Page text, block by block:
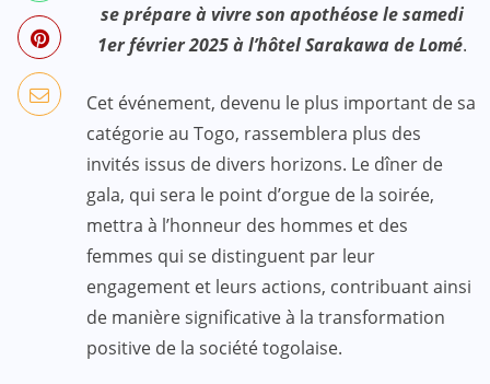
se prépare à vivre son apothéose le samedi
1er février 2025 à l’hôtel Sarakawa de Lomé.
Cet événement, devenu le plus important de sa
catégorie au Togo, rassemblera plus des
invités issus de divers horizons. Le dîner de
gala, qui sera le point d’orgue de la soirée,
mettra à l’honneur des hommes et des
femmes qui se distinguent par leur
engagement et leurs actions, contribuant ainsi
de manière significative à la transformation
positive de la société togolaise.